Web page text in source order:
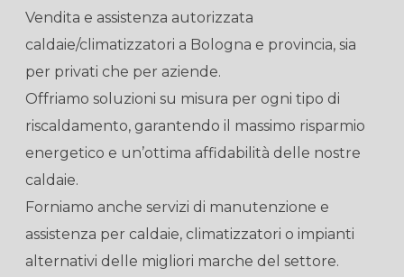
Vendita e assistenza autorizzata
caldaie/climatizzatori a Bologna e provincia, sia
per privati che per aziende.
Offriamo soluzioni su misura per ogni tipo di
riscaldamento, garantendo il massimo risparmio
energetico e un’ottima affidabilità delle nostre
caldaie.
Forniamo anche servizi di manutenzione e
assistenza per caldaie, climatizzatori o impianti
alternativi delle migliori marche del settore.